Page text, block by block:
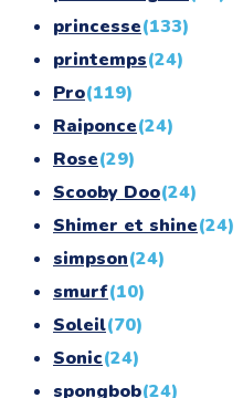
princesse(133)
printemps(24)
Pro(119)
Raiponce(24)
Rose(29)
Scooby Doo(24)
Shimer et shine(24)
simpson(24)
smurf(10)
Soleil(70)
Sonic(24)
spongbob(24)